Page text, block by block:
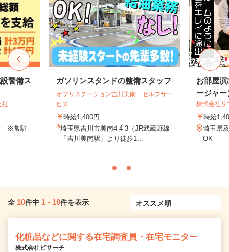
警備ス
社
※常駐
ガソリンスタンドの整備スタッフ
オブリステーション吉川美南 セルフサー
ビス
時給1,400円
埼玉県吉川市美南4-4-3（JR武蔵野線
「吉川美南駅」より徒歩1...
お部屋
ージャー
株式会社サ
時給
埼玉県
OK
全 10件中 1 - 10件を表示
化粧品などに関する在宅調査員・在宅モニター
株式会社ビサーチ